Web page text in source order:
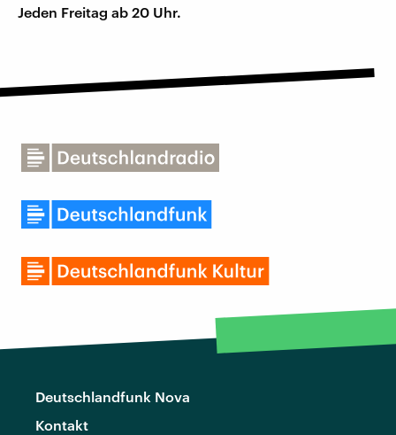
Jeden Freitag ab 20 Uhr.
Deutschlandfunk Nova
Kontakt